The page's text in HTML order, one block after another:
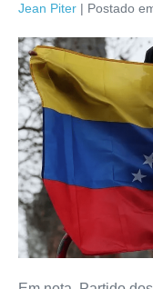
Jean Piter | Postado